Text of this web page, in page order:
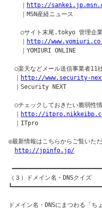
http://
｜MSN産経ニュース
○サイト末尾.tokyo 管理企業
http://
｜YOMIURI ONLINE
○楽天などメール送信事業者11
http://www.security-
｜Security NEXT
○チェックしておきたい脆弱性
http://
｜ITpro
◎最新情報はこちらからご覧いただ
http://jpinfo.jp/
（３）ドメイン名・DNSクイズ
ドメイン名・DNSにまつわる「ち